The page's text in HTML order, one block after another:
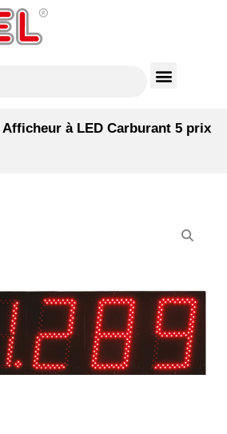
Afficheur à LED Carburant 5 prix